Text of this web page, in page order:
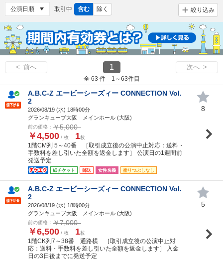
取引中 含む 除く 絞り込み
< 前へ 1 次へ >
全 63 件 1～63件目
A.B.C-Z エービーシーズィー CONNECTION Vol.
2
2026/08/19 (水) 18時00分
グランキューブ大阪 メインホール (大阪)
前の価格： ￥5,000
￥4,500 / 枚 1枚
1階CM列 5～40番 ［取引成立後の公演中止対応：送料・
手数料を差し引いた全額を返金します］ 公演日の1週間前
発送予定
紙チケット 郵送 女性名義 塗りつぶしなし
8
A.B.C-Z エービーシーズィー CONNECTION Vol.
2
2026/08/19 (水) 18時00分
グランキューブ大阪 メインホール (大阪)
前の価格： ￥7,000
￥6,500 / 枚 1枚
1階CK列7～38番 通路横 ［取引成立後の公演中止対
応：送料・手数料を差し引いた全額を返金します］ 入金
日の3日後までに発送予定
5